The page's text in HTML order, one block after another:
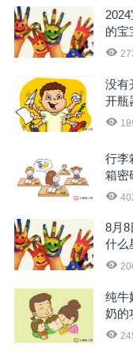
的宝
没有
开瓶
行李
箱密
8月8
什么
纯牛
奶的